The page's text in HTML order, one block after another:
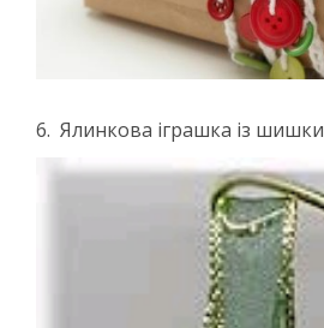
6. Ялинкова іграшка із шишки